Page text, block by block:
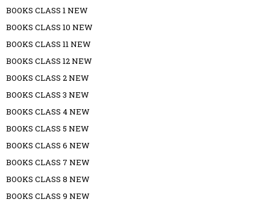
BOOKS CLASS 1 NEW
BOOKS CLASS 10 NEW
BOOKS CLASS 11 NEW
BOOKS CLASS 12 NEW
BOOKS CLASS 2 NEW
BOOKS CLASS 3 NEW
BOOKS CLASS 4 NEW
BOOKS CLASS 5 NEW
BOOKS CLASS 6 NEW
BOOKS CLASS 7 NEW
BOOKS CLASS 8 NEW
BOOKS CLASS 9 NEW